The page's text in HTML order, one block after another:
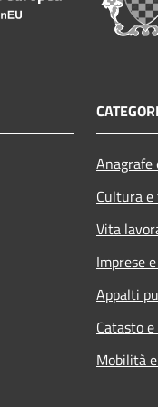
Cultura
Vita
Imprese
Appalti
Catasto
Mobilità